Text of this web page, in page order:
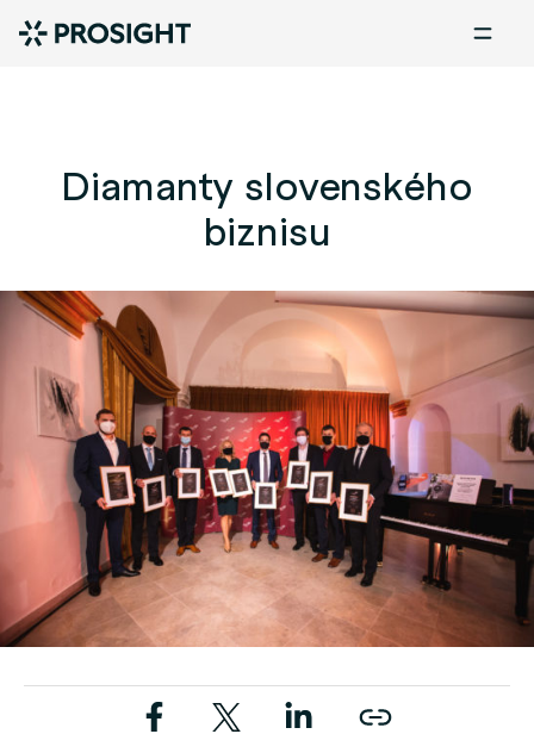
Diamanty slovenského
biznisu